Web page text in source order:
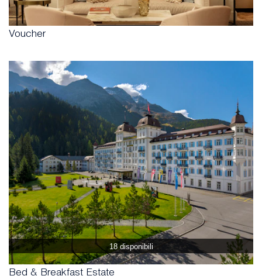
Voucher
18 disponibili
Bed & Breakfast Estate